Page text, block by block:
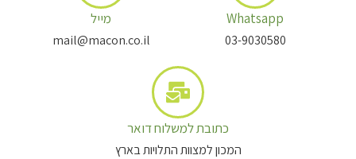
Whatsapp
03-9030580
מייל
mail@macon.co.il
כתובת למשלוח דואר
המכון למצוות התלויות בארץ